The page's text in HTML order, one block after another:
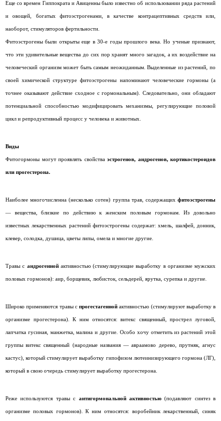
Еще со времен Гиппократа и Авиценны было известно об использовании ряда растений
и овощей, богатых фитоэстрогенами, в качестве контрацептивных средств или,
наоборот, стимуляторов фертильности.
Фитоэстрогены были открыты еще в 30-е годы прошлого века. Но ученые признают,
что эти удивительные вещества до сих пор хранят много загадок, а их воздействие на
человеческий организм может быть самым неожиданным. Выделенные из растений, по
своей химической структуре фитоэстрогены напоминают человеческие гормоны (а
точнее оказывают действие сходное с гормональным). Следовательно, они обладают
потенциальной способностью модифицировать механизмы, регулирующие половой
цикл и репродуктивный процесс у человека и животных.
Виды
Фитогормоны могут проявлять свойства эстрогенов, андрогенов, кортикостероидов
или прогестерона.
Наиболее многочисленна (несколько сотен) группа трав, содержащих фитоэстрогены
— вещества, близкие по действию к женским половым гормонам. Из довольно
известных лекарственных растений фитоэстрогены содержат: хмель, шалфей, донник,
клевер, солодка, душица, цветы липы, омела и многие другие.
Травы с андрогеннойактивностью (стимулирующие выработку в организме мужских
половых гормонов): аир, борщевик, любисток, сельдерей, ярутка, сурепка и другие.
Широко применяются травы с прогестагенной активностью (стимулируют выработку в
организме прогестерона). К ним относятся: витекс священный, прострел луговой,
лапчатка гусиная, манжетка, малина и другие. Особо хочу отметить из растений этой
группы витекс священный (народные названия — авраамово дерево, прутняк, агнус
кастус), который стимулирует выработку гипофизом лютеинизирующего гормона (ЛГ),
который в свою очередь стимулирует выработку прогестерона.
Реже используются травы с антигормональной активностью(подавляют синтез в
организме половых гормонов). К ним относятся: воробейник лекарственный, синяк